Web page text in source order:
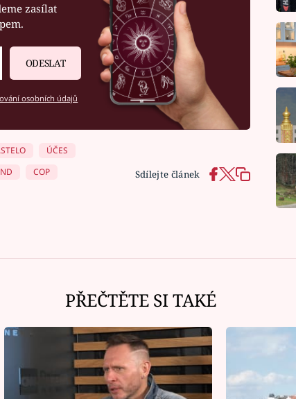
zasílat
ODESLAT
osobních údajů
Sdílejte článek
ÚČES
COP
PŘEČTĚTE SI TAKÉ